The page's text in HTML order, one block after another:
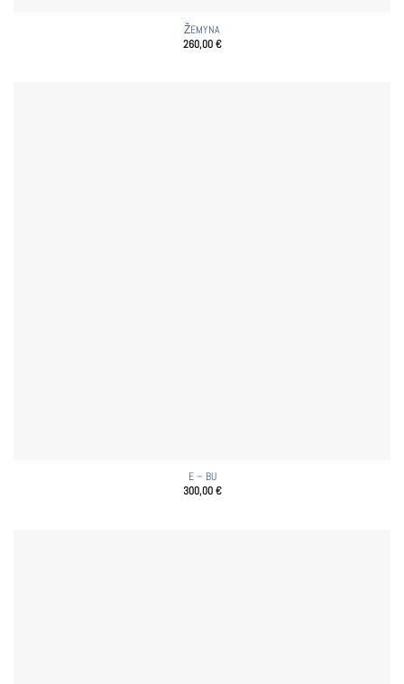
ŽEMYNA
260,00€
E – BU
300,00€